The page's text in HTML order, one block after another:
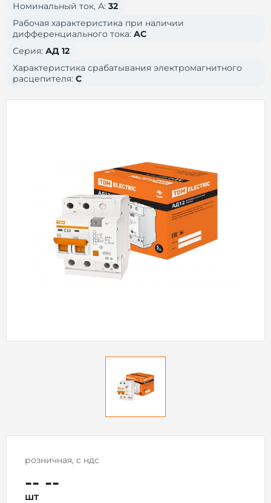
Номинальный ток, А: 32
Рабочая характеристика при наличии
дифференциального тока: AC
Серия: АД 12
Характеристика срабатывания электромагнитного
расцепителя: C
розничная, с ндс
-- --
шт